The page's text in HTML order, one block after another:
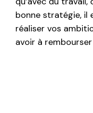
bonne stratégie, il
réaliser vos
avoir à